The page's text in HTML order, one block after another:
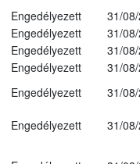
Engedélyezett
31/
Engedélyezett
31/
Engedélyezett
31/
Engedélyezett
31/
Engedélyezett
31/
Engedélyezett
31/